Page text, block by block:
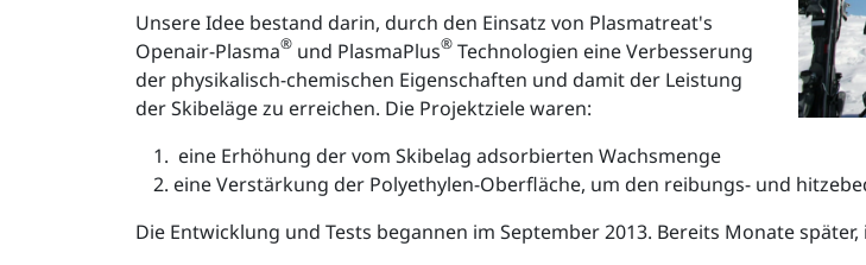
Unsere Idee bestand darin, durch den Einsatz von Plasmatreat's
Openair-Plasma® und PlasmaPlus® Technologien eine Verbesserung
der physikalisch-chemischen Eigenschaften und damit der Leistung
der Skibeläge zu erreichen. Die Projektziele waren:
eine Erhöhung der vom Skibelag adsorbierten Wachsmenge
eine Verstärkung der Polyethylen-Oberfläche, um den reibungs- und
Die Entwicklung und Tests begannen im September 2013. Bereits Monate